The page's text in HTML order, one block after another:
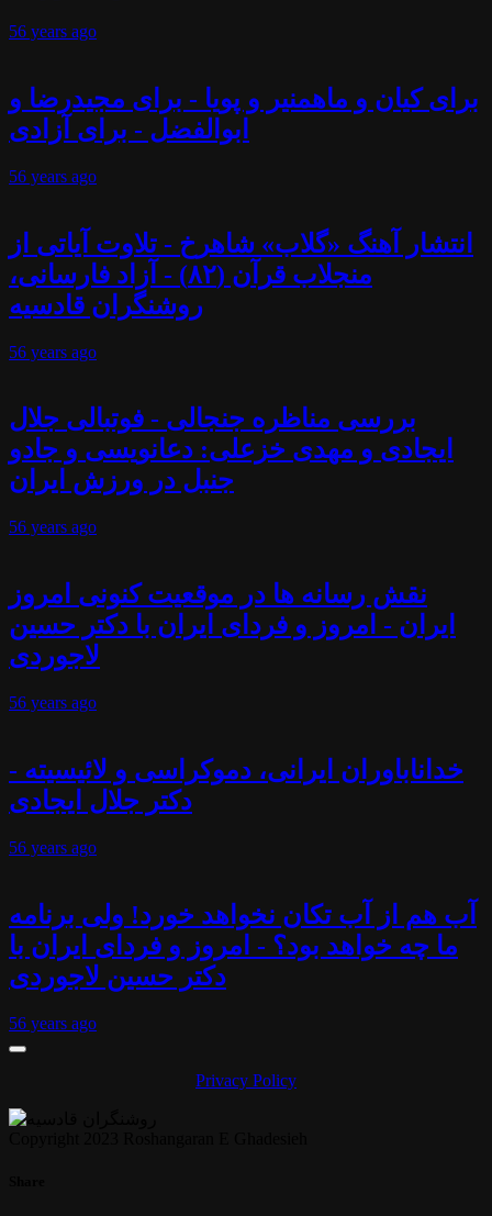
56 years ago
برای کیان و ماهمنیر و پویا - برای مجیدرضا و
ابوالفضل - برای آزادی
56 years ago
انتشار آهنگ «گلاب» شاهرخ - تلاوت آیاتی از
منجلاب قرآن (۸۲) - آزاد فارسانی،
روشنگران قادسیه
56 years ago
بررسی مناظره جنجالی - فوتبالی جلال
ایجادی و مهدی خزعلی: دعانویسی و جادو
جنبل در ورزش ایران
56 years ago
نقش رسانه ها در موقعیت کنونی امروز
ایران - امروز و فردای ایران با دکتر حسین
لاجوردی
56 years ago
خداناباوران ایرانی، دموکراسی و لائیسیته -
دکتر جلال ایجادی
56 years ago
آب هم از آب تکان نخواهد خورد! ولی برنامه
ما چه خواهد بود؟ - امروز و فردای ایران با
دکتر حسین لاجوردی
56 years ago
Privacy Policy